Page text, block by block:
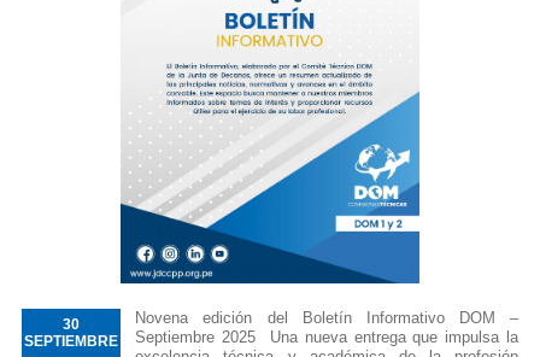
30
SEPTIEMBRE
Novena edición del Boletín Informativo DOM –
Septiembre 2025 Una nueva entrega que impulsa la